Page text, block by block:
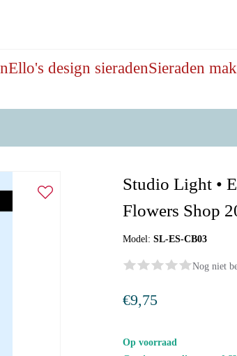
Ello's design sieradenSieraden
Studio Light •
Flowers Shop
Model:SL-ES-CB03
Nog niet
€9,75
Op voorraad